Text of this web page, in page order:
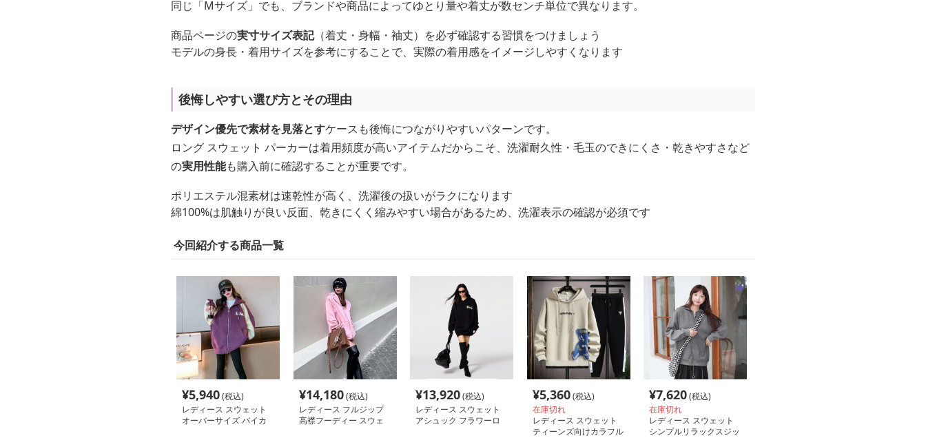
同じ「Mサイズ」でも、ブランドや商品によってゆとり量や着丈が数センチ単位で異なります。
商品ページの実寸サイズ表記（着丈・身幅・袖丈）を必ず確認する習慣をつけましょう
モデルの身長・着用サイズを参考にすることで、実際の着用感をイメージしやすくなります
後悔しやすい選び方とその理由
デザイン優先で素材を見落とすケースも後悔につながりやすいパターンです。
ロング スウェット パーカーは着用頻度が高いアイテムだからこそ、洗濯耐久性・毛玉のできにくさ・乾きやすさなど
の実用性能も購入前に確認することが重要です。
ポリエステル混素材は速乾性が高く、洗濯後の扱いがラクになります
綿100%は肌触りが良い反面、乾きにくく縮みやすい場合があるため、洗濯表示の確認が必須です
今回紹介する商品一覧
¥5,940(税込)
レディース スウェット
オーバーサイズ バイカ
¥14,180(税込)
レディース フルジップ
高襟フーディー スウェ
¥13,920(税込)
レディース スウェット
アシュック フラワーロ
¥5,360(税込)
在庫切れ
レディース スウェット
ティーンズ向けカラフル
¥7,620(税込)
在庫切れ
レディース スウェット
シンプルリラックスジッ